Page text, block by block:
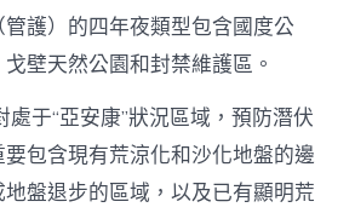
護）的四年夜類型包含國度公
壁天然公園和封禁維護區。
處于“亞安康”狀況區域，預防潛伏
包含現有荒涼化和沙化地盤的邊
盤退步的區域，以及已有顯明荒